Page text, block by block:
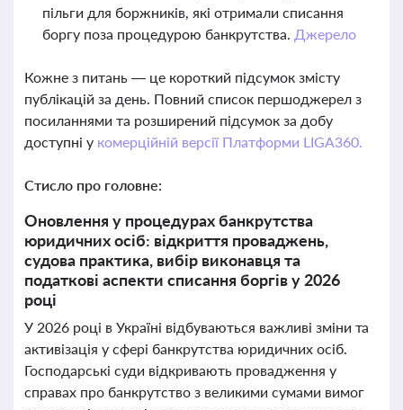
пільги для боржників, які отримали списання
боргу поза процедурою банкрутства. Джерело
Кожне з питань — це короткий підсумок змісту
публікацій за день. Повний список першоджерел з
посиланнями та розширений підсумок за добу
доступні у комерційній версії Платформи LIGA360.
Стисло про головне:
Оновлення у процедурах банкрутства
юридичних осіб: відкриття проваджень,
судова практика, вибір виконавця та
податкові аспекти списання боргів у 2026
році
У 2026 році в Україні відбуваються важливі зміни та
активізація у сфері банкрутства юридичних осіб.
Господарські суди відкривають провадження у
справах про банкрутство з великими сумами вимог